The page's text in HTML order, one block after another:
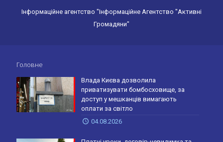
Інформаційне агентство "Інформаційне Агентство "Активні
Громадяни"
Головне
Влада Києва дозволила
приватизувати бомбосховище, за
доступ у мешканців вимагають
оплати за світло
04.08.2026